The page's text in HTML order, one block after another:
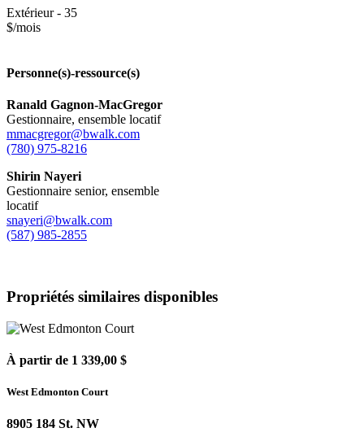
Extérieur - 35
$/mois
Personne(s)-ressource(s)
Ranald Gagnon-MacGregor
Gestionnaire, ensemble locatif
mmacgregor@bwalk.com
(780) 975-8216
Shirin Nayeri
Gestionnaire senior, ensemble
locatif
snayeri@bwalk.com
(587) 985-2855
Propriétés similaires disponibles
À partir de 1 339,00 $
West Edmonton Court
8905 184 St. NW